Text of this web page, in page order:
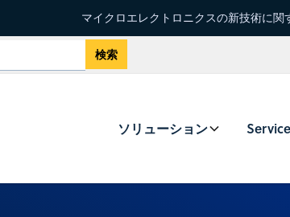
マイクロエレクトロニクスの新技術に関
ソリューション